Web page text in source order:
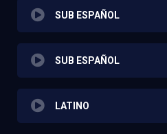
SUB ESPAÑOL
SUB ESPAÑOL
LATINO